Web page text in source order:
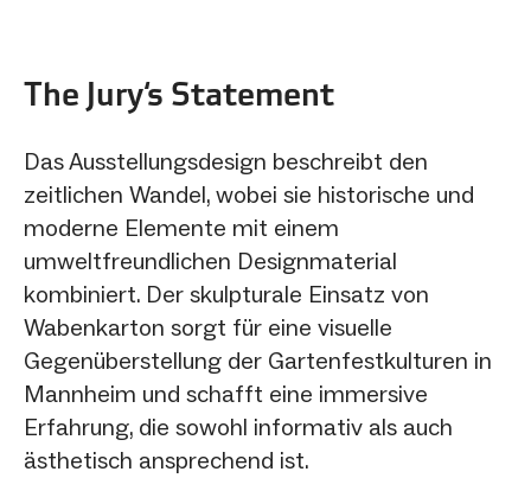
The Jury‘s Statement
Das Ausstellungsdesign beschreibt den
zeitlichen Wandel, wobei sie historische und
moderne Elemente mit einem
umweltfreundlichen Designmaterial
kombiniert. Der skulpturale Einsatz von
Wabenkarton sorgt für eine visuelle
Gegenüberstellung der Gartenfestkulturen in
Mannheim und schafft eine immersive
Erfahrung, die sowohl informativ als auch
ästhetisch ansprechend ist.